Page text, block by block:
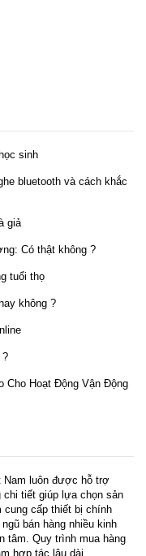
sinh
bluetooth và cách khắc
giả
Có thật không ?
tuổi thọ
không ?
?
Cho Hoạt Động Vận Động
Nam luôn được hỗ trợ
chi tiết giúp lựa chọn sản
cung cấp thiết bị chính
bán hàng nhiều kinh
tâm. Quy trình mua hàng
hợp tác lâu dài.